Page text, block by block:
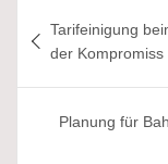
Tarifeinigung
der Kompromiss
Planung für